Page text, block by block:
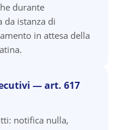
durante
da istanza di
in attesa della
— art. 617
notifica nulla,